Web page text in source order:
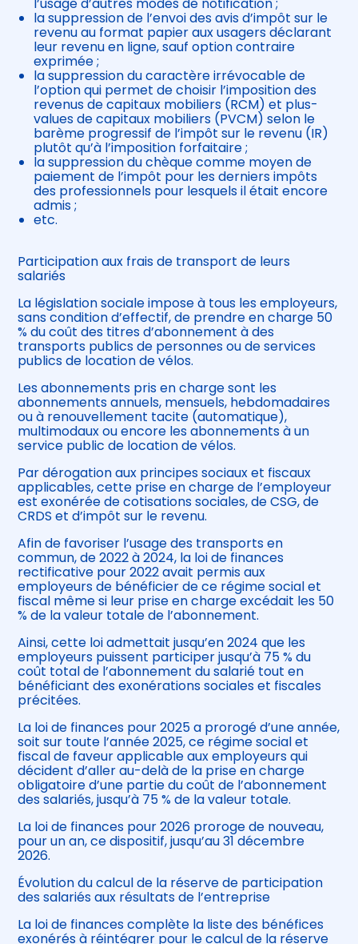
la suppression de l’envoi des avis d’impôt sur le
revenu au format papier aux usagers déclarant
leur revenu en ligne, sauf option contraire
exprimée ;
la suppression du caractère irrévocable de
l’option qui permet de choisir l’imposition des
revenus de capitaux mobiliers (RCM) et plus-
values de capitaux mobiliers (PVCM) selon le
barème progressif de l’impôt sur le revenu (IR)
plutôt qu’à l’imposition forfaitaire ;
la suppression du chèque comme moyen de
paiement de l’impôt pour les derniers impôts
des professionnels pour lesquels il était encore
admis ;
etc.
Participation aux frais de transport de leurs
salariés
La législation sociale impose à tous les employeurs,
sans condition d’effectif, de prendre en charge 50
% du coût des titres d’abonnement à des
transports publics de personnes ou de services
publics de location de vélos.
Les abonnements pris en charge sont les
abonnements annuels, mensuels, hebdomadaires
ou à renouvellement tacite (automatique),
multimodaux ou encore les abonnements à un
service public de location de vélos.
Par dérogation aux principes sociaux et fiscaux
applicables, cette prise en charge de l’employeur
est exonérée de cotisations sociales, de CSG, de
CRDS et d’impôt sur le revenu.
Afin de favoriser l’usage des transports en
commun, de 2022 à 2024, la loi de finances
rectificative pour 2022 avait permis aux
employeurs de bénéficier de ce régime social et
fiscal même si leur prise en charge excédait les 50
% de la valeur totale de l’abonnement.
Ainsi, cette loi admettait jusqu’en 2024 que les
employeurs puissent participer jusqu’à 75 % du
coût total de l’abonnement du salarié tout en
bénéficiant des exonérations sociales et fiscales
précitées.
La loi de finances pour 2025 a prorogé d’une année,
soit sur toute l’année 2025, ce régime social et
fiscal de faveur applicable aux employeurs qui
décident d’aller au-delà de la prise en charge
obligatoire d’une partie du coût de l’abonnement
des salariés, jusqu’à 75 % de la valeur totale.
La loi de finances pour 2026 proroge de nouveau,
pour un an, ce dispositif, jusqu’au 31 décembre
2026.
Évolution du calcul de la réserve de participation
des salariés aux résultats de l’entreprise
La loi de finances complète la liste des bénéfices
exonérés à réintégrer pour le calcul de la réserve